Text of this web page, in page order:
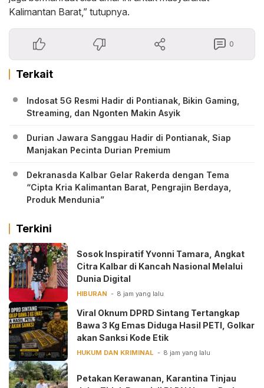
Kalimantan Barat,” tutupnya.
0
Terkait
Indosat 5G Resmi Hadir di Pontianak, Bikin Gaming,
Streaming, dan Ngonten Makin Asyik
Durian Jawara Sanggau Hadir di Pontianak, Siap
Manjakan Pecinta Durian Premium
Dekranasda Kalbar Gelar Rakerda dengan Tema
“Cipta Kria Kalimantan Barat, Pengrajin Berdaya,
Produk Mendunia”
Terkini
‎Sosok Inspiratif Yvonni Tamara, Angkat
Citra Kalbar di Kancah Nasional Melalui
Dunia Digital ‎
HIBURAN 8 jam yang lalu
Viral Oknum DPRD Sintang Tertangkap
Bawa 3 Kg Emas Diduga Hasil PETI, Golkar
akan Sanksi Kode Etik
HUKUM DAN KRIMINAL 8 jam yang lalu
Petakan Kerawanan, Karantina Tinjau